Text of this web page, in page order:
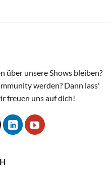
über unsere Shows bleiben?
werden? Dann lass'
freuen uns auf dich!